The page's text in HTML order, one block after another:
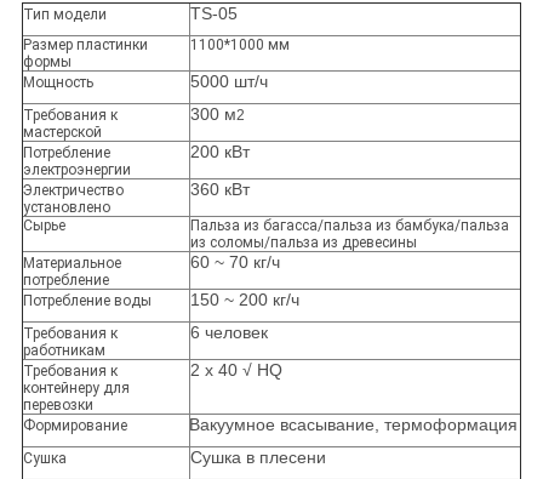
Тип модели TS-05
Размер пластинки
формы
1100*1000 мм
Мощность 5000 шт/ч
Требования к
мастерской
300 м2
Потребление
электроэнергии
200 кВт
Электричество
установлено
360 кВт
Сырье
Пальза из багасса/пальза из бамбука/пальза
из соломы/пальза из древесины
Материальное
потребление
60 ~ 70 кг/ч
Потребление воды 150 ~ 200 кг/ч
Требования к
работникам
6 человек
Требования к
контейнеру для
перевозки
2 x 40 √ HQ
Формирование Вакуумное всасывание, термоформация
Сушка
Сушка в плесени